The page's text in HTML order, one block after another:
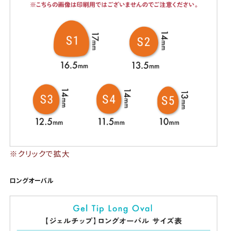
※クリックで拡大
ロングオーバル